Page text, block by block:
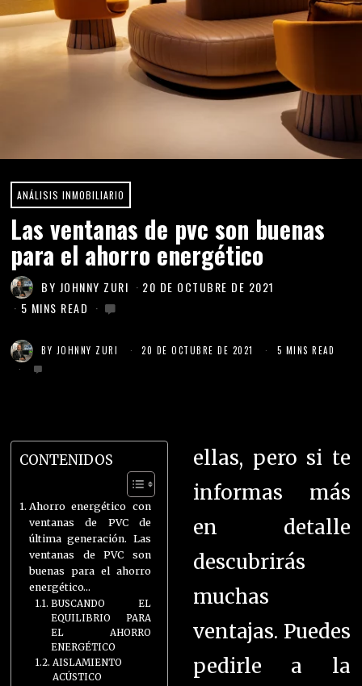
ANÁLISIS INMOBILIARIO
Las ventanas de pvc son buenas
para el ahorro energético
BY JOHNNY ZURI
20 DE OCTUBRE DE 2021
5 MINS READ
BY JOHNNY ZURI 20 DE OCTUBRE DE 2021 5 MINS READ
CONTENIDOS
Ahorro energético con
ventanas de PVC de
última generación. Las
ventanas de PVC son
buenas para el ahorro
energético…
BUSCANDO EL
EQUILIBRIO PARA
EL AHORRO
ENERGÉTICO
AISLAMIENTO
ACÚSTICO
ellas, pero si te
informas más
en detalle
descubrirás
muchas
ventajas. Puedes
pedirle a la